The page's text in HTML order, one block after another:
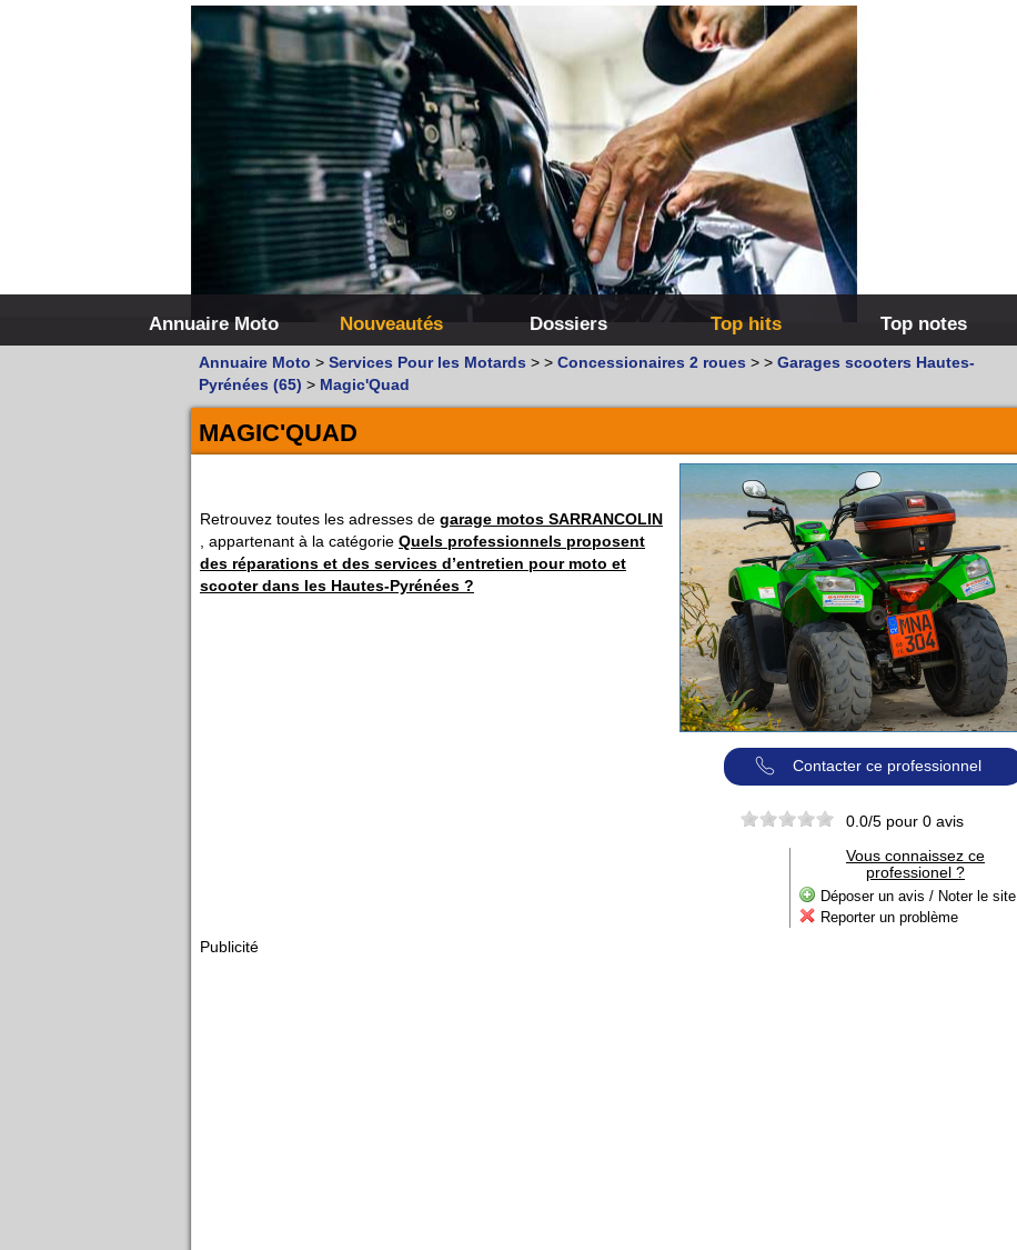
Annuaire Moto Nouveautés Dossiers Top hits Top notes
Annuaire Moto > Services Pour les Motards > > Concessionaires 2 roues > > Garages scooters Hautes-
Pyrénées (65) > Magic'Quad
MAGIC'QUAD
Contacter ce professionnel
0.0/5 pour 0avis
Vous connaissez ce
professionel ?
Déposer un avis / Noter le site
Reporter un problème
Retrouvez toutes les adresses de garage motos SARRANCOLIN
, appartenant à la catégorie Quels professionnels proposent
des réparations et des services d’entretien pour moto et
scooter dans les Hautes-Pyrénées ?
Publicité